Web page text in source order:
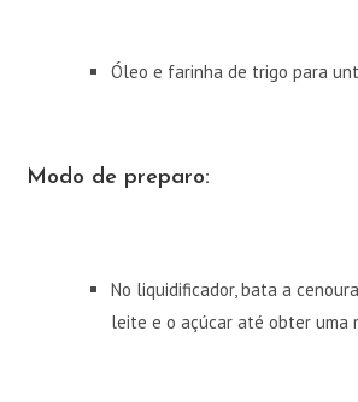
Óleo e farinha de trigo para
Modo de preparo:
No liquidificador, bata a
leite e o açúcar até obter uma